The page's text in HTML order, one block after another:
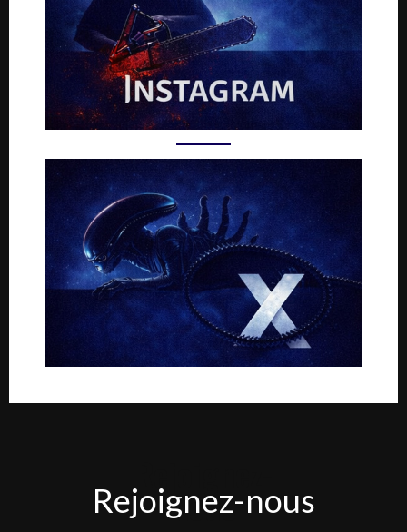
nous
Rejoignez-nous